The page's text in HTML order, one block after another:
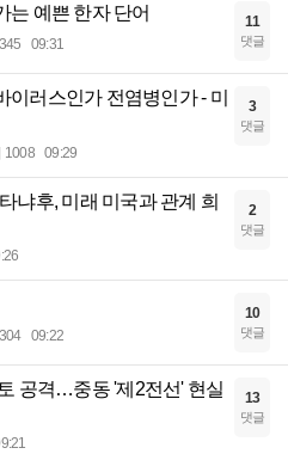
는 예쁜 한자 단어
09:31
11
댓글
이러스인가 전염병인가 - 미
1008 09:29
3
댓글
냐후, 미래 미국과 관계 희
2
댓글
09:22
10
댓글
공격…중동 '제2전선' 현실
13
댓글